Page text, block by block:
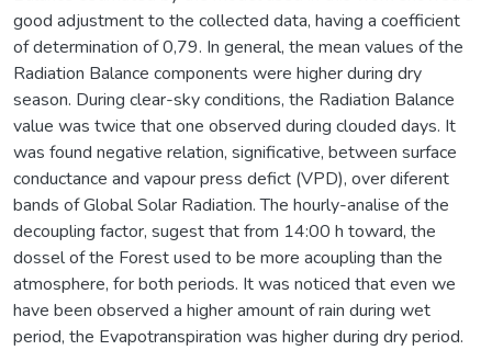
good adjustment to the collected data, having a coefficient
of determination of 0,79. In general, the mean values of the
Radiation Balance components were higher during dry
season. During clear-sky conditions, the Radiation Balance
value was twice that one observed during clouded days. It
was found negative relation, significative, between surface
conductance and vapour press defict (VPD), over diferent
bands of Global Solar Radiation. The hourly-analise of the
decoupling factor, sugest that from 14:00 h toward, the
dossel of the Forest used to be more acoupling than the
atmosphere, for both periods. It was noticed that even we
have been observed a higher amount of rain during wet
period, the Evapotranspiration was higher during dry period.